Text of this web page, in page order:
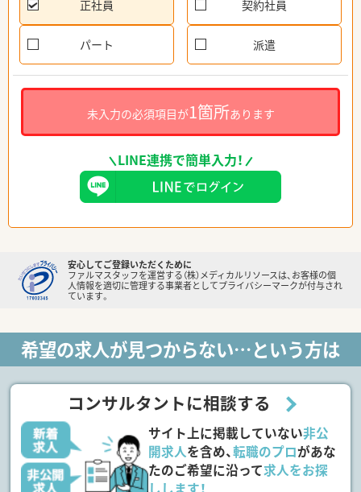
正社員 契約社員
パート 派遣
未入力の必須項目が1箇所あります
LINE連携で簡単入力！
安心してご登録いただくために
ファルマスタッフを運営する（株）メディカルリソースは、お客様の個
人情報を適切に管理する事業者としてプライバシーマークが付与され
ています。
希望の求人が見つからない…という方は
コンサルタントに相談する
サイト上に掲載していない非公
開求人を含め、転職のプロがあな
たのご希望に沿って求人をお探